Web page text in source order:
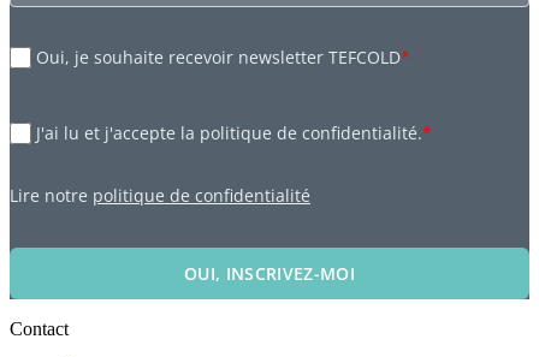
Oui, je souhaite recevoir newsletter TEFCOLD*
J'ai lu et j'accepte la politique de confidentialité.*
Lire notre politique de confidentialité
OUI, INSCRIVEZ-MOI
Contact